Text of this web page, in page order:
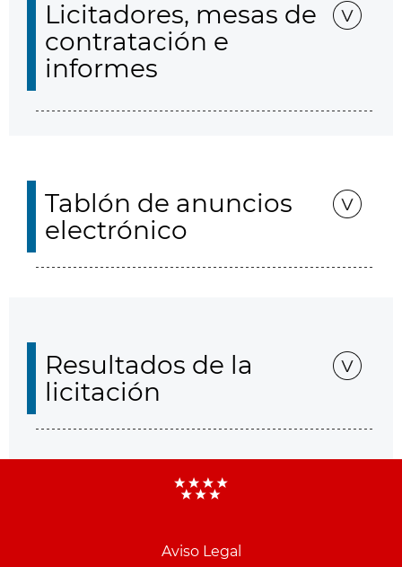
Licitadores, mesas de
contratación e
informes
Tablón de anuncios
electrónico
Resultados de la
licitación
Aviso Legal